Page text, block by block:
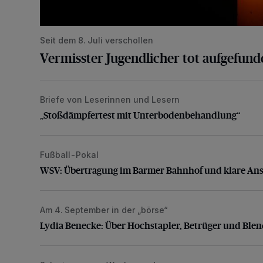
Seit dem 8. Juli verschollen
Vermisster Jugendlicher tot
„Stoßdämpfertest mit Unterbodenbehandlung“
Briefe von Leserinnen und Lesern
„Stoßdämpfertest mit Unterbodenbehandlung“
WSV: Übertragung im Barmer Bahnhof und klare
Fußball-Pokal
WSV: Übertragung im Barmer Bahnhof und klare
Lydia Benecke: Über Hochstapler, Betrüger und
Am 4. September in der „börse“
Lydia Benecke: Über Hochstapler, Betrüger und